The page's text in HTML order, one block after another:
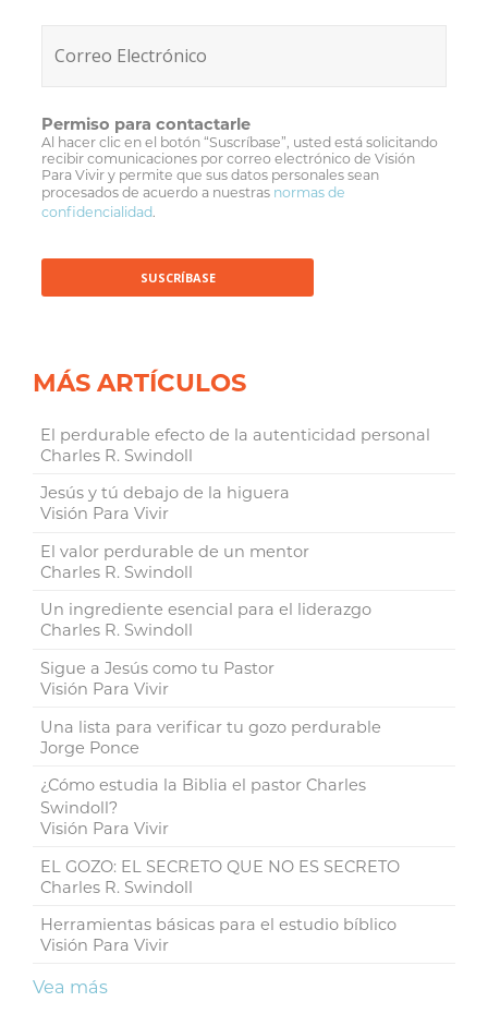
Permiso para contactarle
Al hacer clic en el botón “Suscríbase”, usted está solicitando
recibir comunicaciones por correo electrónico de Visión
Para Vivir y permite que sus datos personales sean
procesados de acuerdo a nuestras normas de
confidencialidad.
MÁS ARTÍCULOS
El perdurable efecto de la autenticidad personal
Charles R. Swindoll
Jesús y tú debajo de la higuera
Visión Para Vivir
El valor perdurable de un mentor
Charles R. Swindoll
Un ingrediente esencial para el liderazgo
Charles R. Swindoll
Sigue a Jesús como tu Pastor
Visión Para Vivir
Una lista para verificar tu gozo perdurable
Jorge Ponce
¿Cómo estudia la Biblia el pastor Charles
Swindoll?
Visión Para Vivir
EL GOZO: EL SECRETO QUE NO ES SECRETO
Charles R. Swindoll
Herramientas básicas para el estudio bíblico
Visión Para Vivir
Vea más